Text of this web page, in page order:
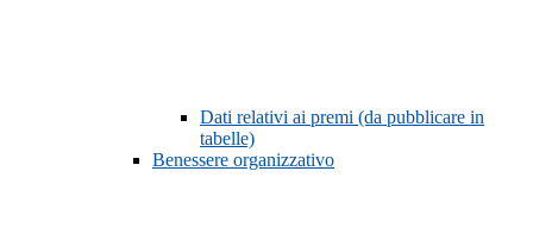
Dati relativi ai premi (da pubblicare in
tabelle)
Benessere organizzativo